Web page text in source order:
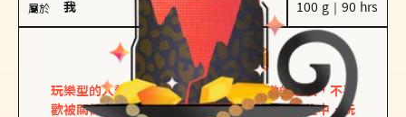
屬於 我 100 g｜90 hrs
玩樂型
皮革、琥珀
玩樂型的人熱情洋溢，視戀愛為一場刺激的遊戲，不喜
歡被關係中的限制綑綁。無論是約會中還是交往中，玩